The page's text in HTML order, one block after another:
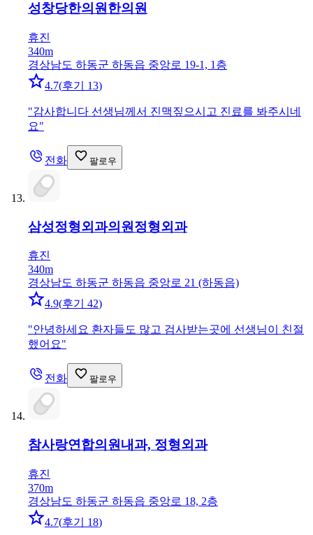
성창당한의원한의원
휴진
340m
경상남도 하동군 하동읍 중앙로 19-1, 1층
4.7(후기 13)
"감사합니다 선생님께서 진맥짚으시고 진료를 봐주시네
요"
전화 팔로우
삼성정형외과의원 정형외과
휴진
340m
경상남도 하동군 하동읍 중앙로 21 (하동읍)
4.9(후기 42)
"안녕하세요 환자들도 많고 검사받는곳에 선생님이 친절
했어요"
전화 팔로우
참사랑연합의원 내과, 정형외과
휴진
370m
경상남도 하동군 하동읍 중앙로 18, 2층
4.7(후기 18)